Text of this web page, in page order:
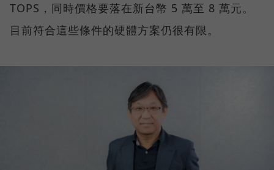
TOPS，同時價格要落在新台幣 5 萬至 8 萬元。
目前符合這些條件的硬體方案仍很有限。